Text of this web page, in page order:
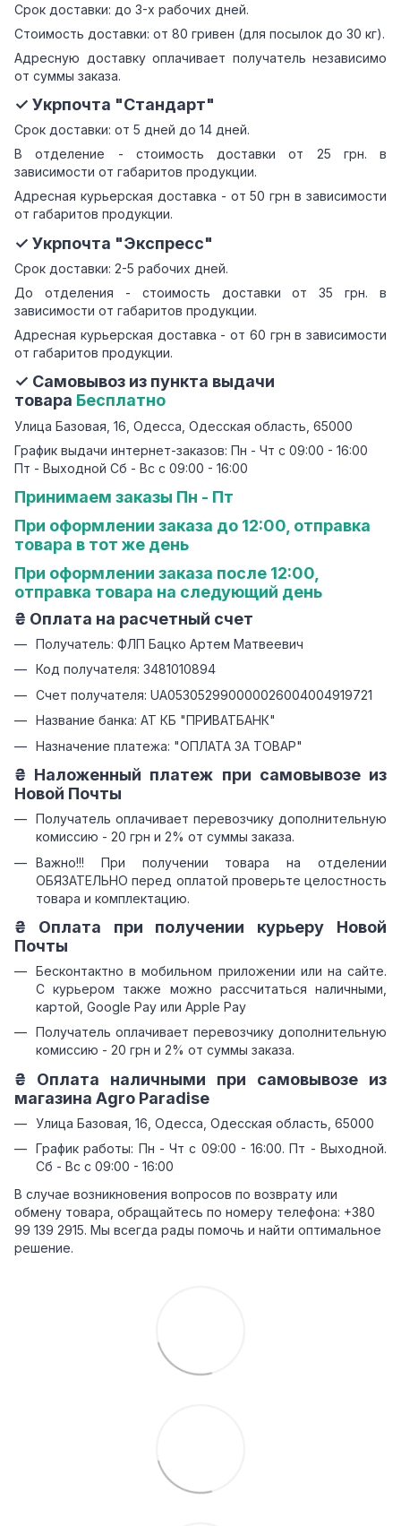
Срок доставки: до 3-х рабочих дней.
Стоимость доставки: от 80 гривен (для посылок до 30 кг).
Адресную доставку оплачивает получатель независимо
от суммы заказа.
✓ Укрпочта "Стандарт"
Срок доставки: от 5 дней до 14 дней.
В отделение - стоимость доставки от 25 грн. в
зависимости от габаритов продукции.
Адресная курьерская доставка - от 50 грн в зависимости
от габаритов продукции.
✓ Укрпочта "Экспресс"
Срок доставки: 2-5 рабочих дней.
До отделения - стоимость доставки от 35 грн. в
зависимости от габаритов продукции.
Адресная курьерская доставка - от 60 грн в зависимости
от габаритов продукции.
✓ Самовывоз из пункта выдачи
товара Бесплатно
Улица Базовая, 16, Одесса, Одесская область, 65000
График выдачи интернет-заказов: Пн - Чт с 09:00 - 16:00
Пт - Выходной Сб - Вс с 09:00 - 16:00
Принимаем заказы Пн - Пт
При оформлении заказа до 12:00, отправка
товара в тот же день
При оформлении заказа после 12:00,
отправка товара на следующий день
₴ Оплата на расчетный счет
Получатель: ФЛП Бацко Артем Матвеевич
Код получателя: 3481010894
Счет получателя: UA053052990000026004004919721
Название банка: АТ КБ "ПРИВАТБАНК"
Назначение платежа: "ОПЛАТА ЗА ТОВАР"
₴ Наложенный платеж при самовывозе из
Новой Почты
Получатель оплачивает перевозчику дополнительную
комиссию - 20 грн и 2% от суммы заказа.
Важно!!! При получении товара на отделении
ОБЯЗАТЕЛЬНО перед оплатой проверьте целостность
товара и комплектацию.
₴ Оплата при получении курьеру Новой
Почты
Бесконтактно в мобильном приложении или на сайте.
С курьером также можно рассчитаться наличными,
картой, Google Pay или Apple Pay
Получатель оплачивает перевозчику дополнительную
комиссию - 20 грн и 2% от суммы заказа.
₴ Оплата наличными при самовывозе из
магазина Agro Paradise
Улица Базовая, 16, Одесса, Одесская область, 65000
График работы: Пн - Чт с 09:00 - 16:00. Пт - Выходной.
Сб - Вс с 09:00 - 16:00
В случае возникновения вопросов по возврату или
обмену товара, обращайтесь по номеру телефона: +380
99 139 2915. Мы всегда рады помочь и найти оптимальное
решение.